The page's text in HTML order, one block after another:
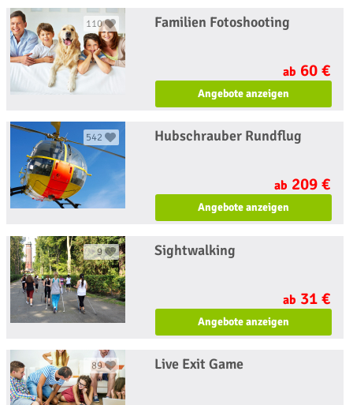
110 Familien Fotoshooting
ab 60 €
Angebote anzeigen
542 Hubschrauber Rundflug
ab 209 €
Angebote anzeigen
9 Sightwalking
ab 31 €
Angebote anzeigen
89 Live Exit Game